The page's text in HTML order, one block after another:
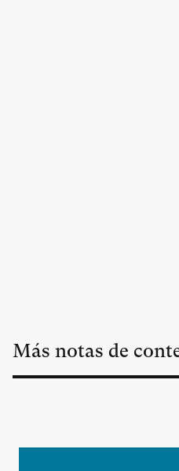
Más notas de